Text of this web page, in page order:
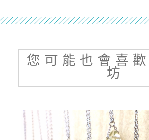
您 可 能 也 會 喜
坊